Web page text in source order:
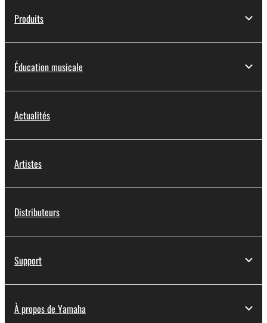
Produits
Éducation musicale
Actualités
Artistes
Distributeurs
Support
À propos de Yamaha